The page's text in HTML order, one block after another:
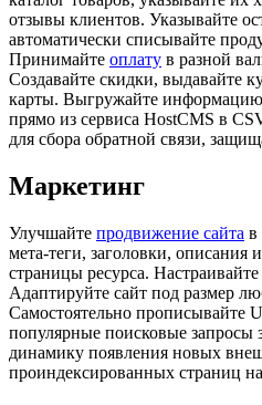
отзывы клиентов. Указывайте
автоматически списывайте
Принимайте оплату в разной
Создавайте скидки, выдавайте
карты. Выгружайте
прямо из сервиса HostCMS в
для сбора обратной связи,
Маркетинг
Улучшайте продвижение сайта в
мета-теги, заголовки, описания
страницы ресурса.
Адаптируйте сайт под размер
Самостоятельно прописывайте
популярные поисковые запросы
динамику появления новых
проиндексированных страниц